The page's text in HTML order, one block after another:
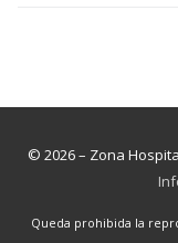
© 2026 – Zona
Queda prohibida la